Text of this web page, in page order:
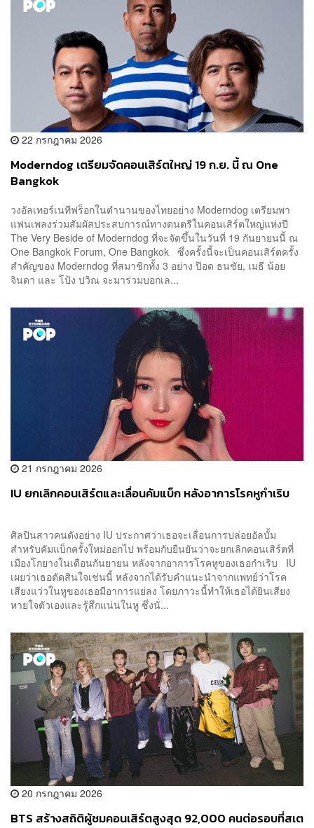
22 กรกฎาคม 2026
Moderndog เตรียมจัดคอนเสิร์ตใหญ่ 19 ก.ย. นี้ ณ One
Bangkok
วงอัลเทอร์เนทีฟร็อกในตำนานของไทยอย่าง Moderndog เตรียมพา
แฟนเพลงร่วมสัมผัสประสบการณ์ทางดนตรีในคอนเสิร์ตใหญ่แห่งปี
The Very Beside of Moderndog ที่จะจัดขึ้นในวันที่ 19 กันยายนนี้ ณ
One Bangkok Forum, One Bangkok ซึ่งครั้งนี้จะเป็นคอนเสิร์ตครั้ง
สำคัญของ Moderndog ที่สมาชิกทั้ง 3 อย่าง ป๊อด ธนชัย, เมธี น้อย
จินดา และ โป้ง ปวิณ จะมาร่วมบอกเล...
21 กรกฎาคม 2026
IU ยกเลิกคอนเสิร์ตและเลื่อนคัมแบ็ก หลังอาการโรคหูกำเริบ
ศิลปินสาวคนดังอย่าง IU ประกาศว่าเธอจะเลื่อนการปล่อยอัลบั้ม
สำหรับคัมแบ็กครั้งใหม่ออกไป พร้อมกับยืนยันว่าจะยกเลิกคอนเสิร์ตที่
เมืองโกยางในเดือนกันยายน หลังจากอาการโรคหูของเธอกำเริบ IU
เผยว่าเธอตัดสินใจเช่นนี้ หลังจากได้รับคำแนะนำจากแพทย์ว่าโรค
เสียงแว่วในหูของเธอมีอาการแย่ลง โดยภาวะนี้ทำให้เธอได้ยินเสียง
หายใจตัวเองและรู้สึกแน่นในหู ซึ่งนั่...
20 กรกฎาคม 2026
BTS สร้างสถิติผู้ชมคอนเสิร์ตสูงสุด 92,000 คนต่อรอบที่สเต